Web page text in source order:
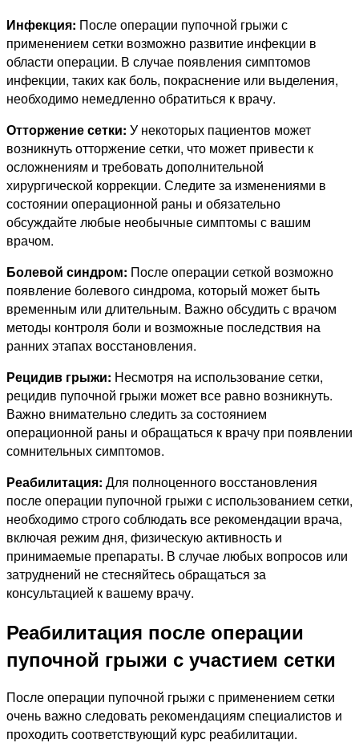
Инфекция: После операции пупочной грыжи с
применением сетки возможно развитие инфекции в
области операции. В случае появления симптомов
инфекции, таких как боль, покраснение или выделения,
необходимо немедленно обратиться к врачу.
Отторжение сетки: У некоторых пациентов может
возникнуть отторжение сетки, что может привести к
осложнениям и требовать дополнительной
хирургической коррекции. Следите за изменениями в
состоянии операционной раны и обязательно
обсуждайте любые необычные симптомы с вашим
врачом.
Болевой синдром: После операции сеткой возможно
появление болевого синдрома, который может быть
временным или длительным. Важно обсудить с врачом
методы контроля боли и возможные последствия на
ранних этапах восстановления.
Рецидив грыжи: Несмотря на использование сетки,
рецидив пупочной грыжи может все равно возникнуть.
Важно внимательно следить за состоянием
операционной раны и обращаться к врачу при появлении
сомнительных симптомов.
Реабилитация: Для полноценного восстановления
после операции пупочной грыжи с использованием сетки,
необходимо строго соблюдать все рекомендации врача,
включая режим дня, физическую активность и
принимаемые препараты. В случае любых вопросов или
затруднений не стесняйтесь обращаться за
консультацией к вашему врачу.
Реабилитация после операции
пупочной грыжи с участием сетки
После операции пупочной грыжи с применением сетки
очень важно следовать рекомендациям специалистов и
проходить соответствующий курс реабилитации.